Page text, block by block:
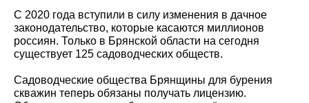
С 2020 года вступили в силу изменения в дачное
законодательство, которые касаются миллионов
россиян. Только в Брянской области на сегодня
существует 125 садоводческих обществ.
Садоводческие общества Брянщины для бурения
скважин теперь обязаны получать лицензию.